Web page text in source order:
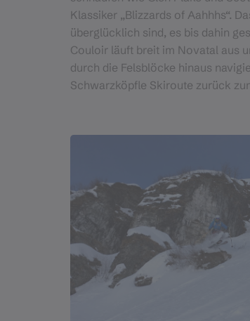
Klassiker „Blizzards of Aahhhs“.
überglücklich sind, es bis dahin
Couloir läuft breit im Novatal aus
durch die Felsblöcke hinaus
Schwarzköpfle Skiroute zurück